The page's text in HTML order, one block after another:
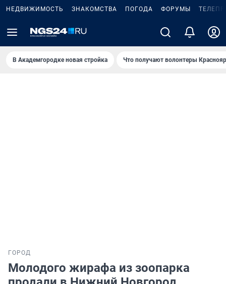
НЕДВИЖИМОСТЬ ЗНАКОМСТВА ПОГОДА ФОРУМЫ
В Академгородке новая стройка Что получают волонтеры
ГОРОД
Молодого жирафа из зоопарка